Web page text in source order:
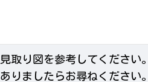
取り図を参考してください。
りましたらお尋ねください。